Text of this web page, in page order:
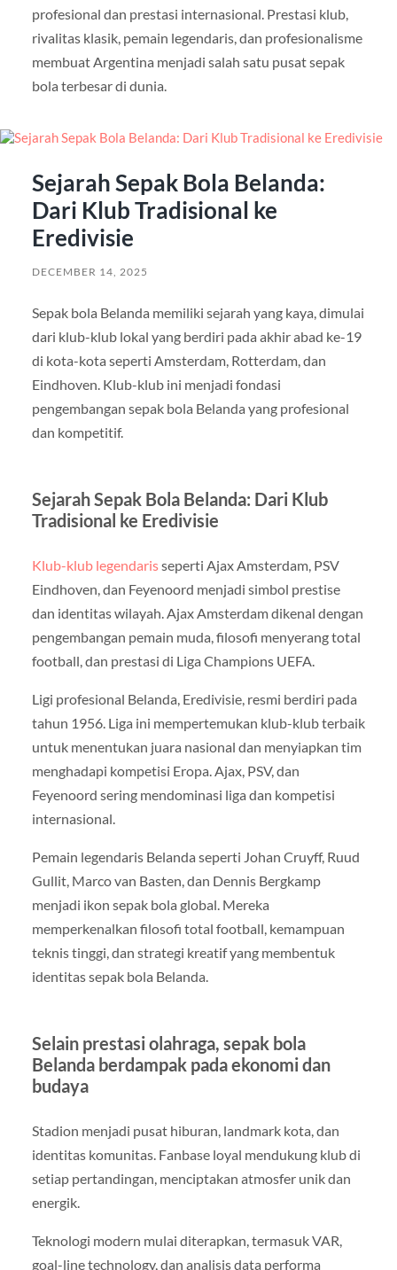
profesional dan prestasi internasional. Prestasi klub,
rivalitas klasik, pemain legendaris, dan profesionalisme
membuat Argentina menjadi salah satu pusat sepak
bola terbesar di dunia.
Sejarah Sepak Bola Belanda:
Dari Klub Tradisional ke
Eredivisie
DECEMBER 14, 2025
Sepak bola Belanda memiliki sejarah yang kaya, dimulai
dari klub-klub lokal yang berdiri pada akhir abad ke-19
di kota-kota seperti Amsterdam, Rotterdam, dan
Eindhoven. Klub-klub ini menjadi fondasi
pengembangan sepak bola Belanda yang profesional
dan kompetitif.
Sejarah Sepak Bola Belanda: Dari Klub
Tradisional ke Eredivisie
Klub-klub legendarisseperti Ajax Amsterdam, PSV
Eindhoven, dan Feyenoord menjadi simbol prestise
dan identitas wilayah. Ajax Amsterdam dikenal dengan
pengembangan pemain muda, filosofi menyerang total
football, dan prestasi di Liga Champions UEFA.
Ligi profesional Belanda, Eredivisie, resmi berdiri pada
tahun 1956. Liga ini mempertemukan klub-klub terbaik
untuk menentukan juara nasional dan menyiapkan tim
menghadapi kompetisi Eropa. Ajax, PSV, dan
Feyenoord sering mendominasi liga dan kompetisi
internasional.
Pemain legendaris Belanda seperti Johan Cruyff, Ruud
Gullit, Marco van Basten, dan Dennis Bergkamp
menjadi ikon sepak bola global. Mereka
memperkenalkan filosofi total football, kemampuan
teknis tinggi, dan strategi kreatif yang membentuk
identitas sepak bola Belanda.
Selain prestasi olahraga, sepak bola
Belanda berdampak pada ekonomi dan
budaya
Stadion menjadi pusat hiburan, landmark kota, dan
identitas komunitas. Fanbase loyal mendukung klub di
setiap pertandingan, menciptakan atmosfer unik dan
energik.
Teknologi modern mulai diterapkan, termasuk VAR,
goal-line technology, dan analisis data performa